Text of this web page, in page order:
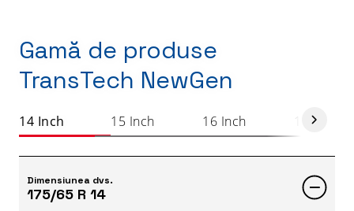
Gamă de produse
TransTech NewGen
14 Inch 15 Inch 16 Inch 17 Inch
Dimensiunea dvs.
175/65 R 14